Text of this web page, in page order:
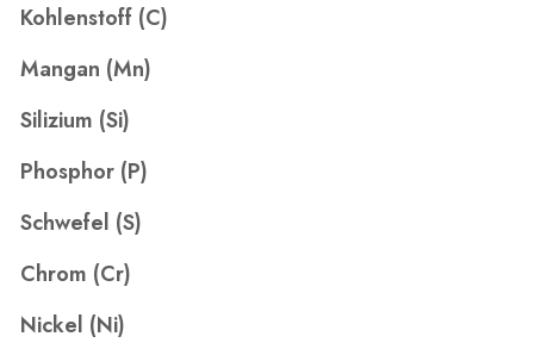
Kohlenstoff (C)
Mangan (Mn)
Silizium (Si)
Phosphor (P)
Schwefel (S)
Chrom (Cr)
Nickel (Ni)